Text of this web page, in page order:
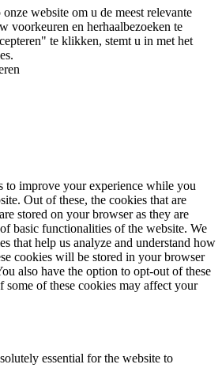
website om u de meest relevante
voorkeuren en herhaalbezoeken te
te klikken, stemt u in met het
to improve your experience while you
Out of these, the cookies that are
stored on your browser as they are
basic functionalities of the website. We
that help us analyze and understand how
cookies will be stored in your browser
also have the option to opt-out of these
of these cookies may affect your
essential for the website to